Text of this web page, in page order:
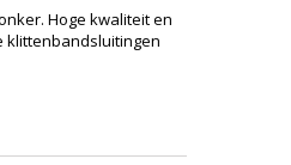
Hoge kwaliteit en
klittenbandsluitingen